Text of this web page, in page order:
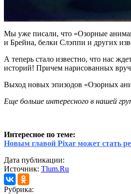
Мы уже писали, что «Озорные
и Брейна, белки Слэппи и других
А теперь стало известно, что нас
историй! Причем нарисованных
Выход новых эпизодов «Озорных
Еще больше интересного в нашей
Интересное по теме:
Новым главой Pixar может стать
Дата публикации:
Источник: Tlum.Ru
Рубрика: